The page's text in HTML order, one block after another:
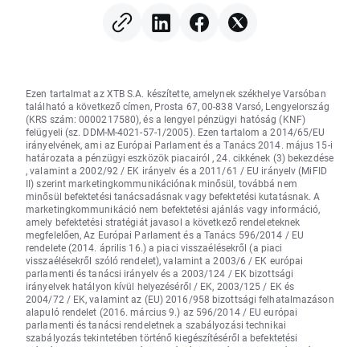
Ezen tartalmat az XTB S.A. készítette, amelynek székhelye Varsóban
található a következő címen, Prosta 67, 00-838 Varsó, Lengyelország
(KRS szám: 0000217580), és a lengyel pénzügyi hatóság (KNF)
felügyeli (sz. DDM-M-4021-57-1/2005). Ezen tartalom a 2014/65/EU
irányelvének, ami az Európai Parlament és a Tanács 2014. május 15-i
határozata a pénzügyi eszközök piacairól , 24. cikkének (3) bekezdése
, valamint a 2002/92 / EK irányelv és a 2011/61 / EU irányelv (MiFID
II) szerint marketingkommunikációnak minősül, továbbá nem
minősül befektetési tanácsadásnak vagy befektetési kutatásnak. A
marketingkommunikáció nem befektetési ajánlás vagy információ,
amely befektetési stratégiát javasol a következő rendeleteknek
megfelelően, Az Európai Parlament és a Tanács 596/2014 / EU
rendelete (2014. április 16.) a piaci visszaélésekről (a piaci
visszaélésekről szóló rendelet), valamint a 2003/6 / EK európai
parlamenti és tanácsi irányelv és a 2003/124 / EK bizottsági
irányelvek hatályon kívül helyezéséről / EK, 2003/125 / EK és
2004/72 / EK, valamint az (EU) 2016/958 bizottsági felhatalmazáson
alapuló rendelet (2016. március 9.) az 596/2014 / EU európai
parlamenti és tanácsi rendeletnek a szabályozási technikai
szabályozás tekintetében történő kiegészítéséről a befektetési